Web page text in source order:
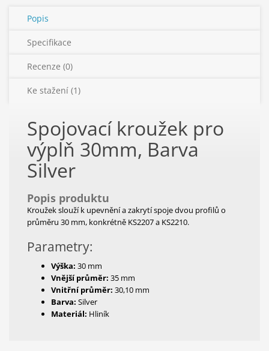
Popis
Specifikace
Recenze (0)
Ke stažení (1)
Spojovací kroužek pro
výplň 30mm, Barva
Silver
Popis produktu
Kroužek slouží k upevnění a zakrytí spoje dvou profilů o
průměru 30 mm, konkrétně KS2207 a KS2210.
Parametry:
Výška: 30 mm
Vnější průměr: 35 mm
Vnitřní průměr: 30,10 mm
Barva: Silver
Materiál: Hliník